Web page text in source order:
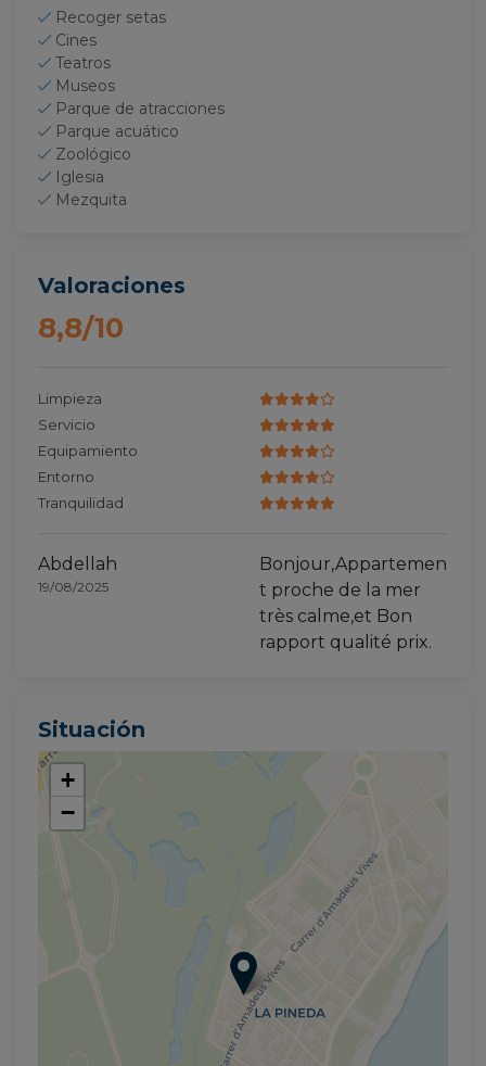
Recoger setas
Cines
Teatros
Museos
Parque de atracciones
Parque acuático
Zoológico
Iglesia
Mezquita
Valoraciones
8,8/10
Limpieza
Servicio
Equipamiento
Entorno
Tranquilidad
Abdellah
19/08/2025
Bonjour,Appartemen
t proche de la mer
très calme,et Bon
rapport qualité prix.
Situación
+
−